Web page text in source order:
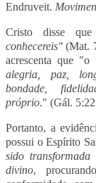
Endruveit.
Cristo disse que
conhecereis" (Mat.
acrescenta que
alegria, paz,
bondade,
próprio." (Gál.
Portanto, a
possui o Espírito
sido
divino,